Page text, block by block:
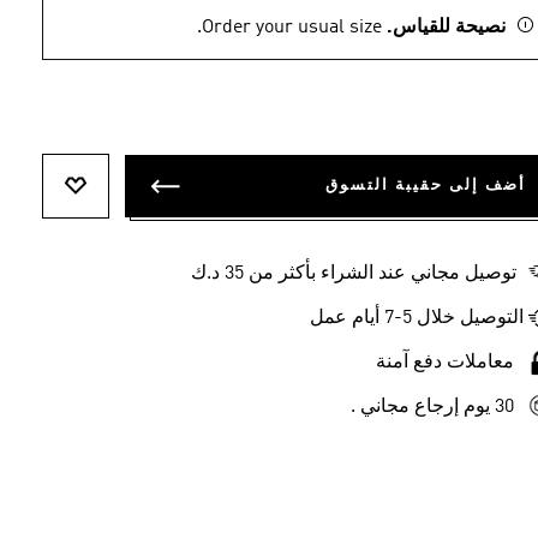
نصيحة للقياس.Order your usual size.
أضف إلى حقيبة التسوق
توصيل مجاني عند الشراء بأكثر من 35 د.ك
التوصيل خلال 5-7 أيام عمل
معاملات دفع آمنة
30 يوم إرجاع مجاني .